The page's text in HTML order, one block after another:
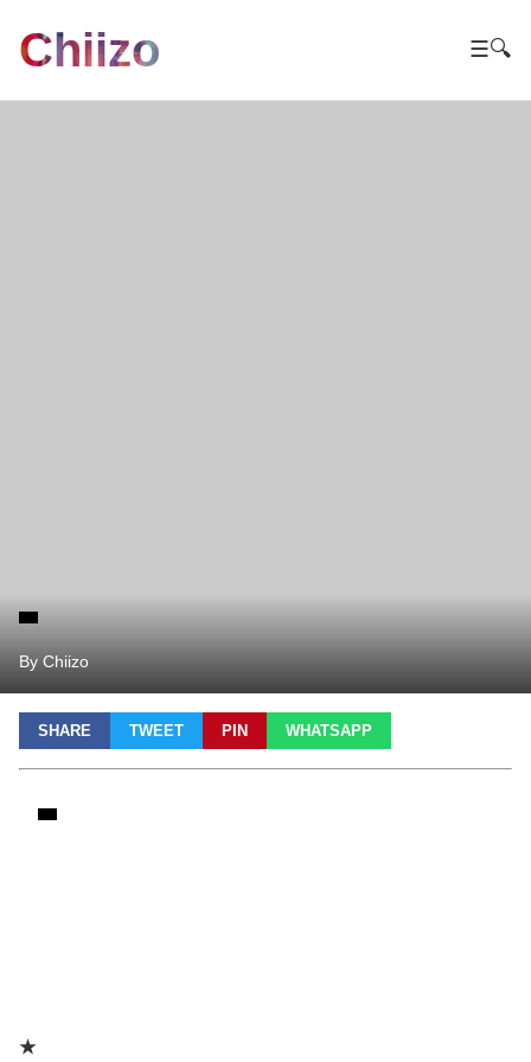
Chiizo ☰🔍
By Chiizo
SHARE TWEET PIN WHATSAPP
★